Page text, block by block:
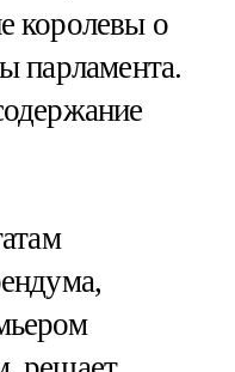
королевы о
парламента.